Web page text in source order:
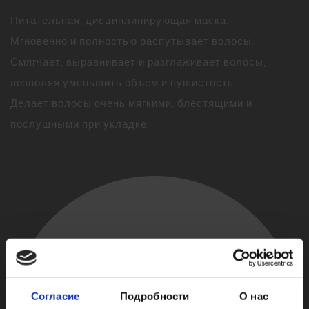
Согласие Подробности О нас
Питательная, дисциплинирующая маска.
Мгновенно и полностью распутывает волосы.
Смягчает, выравнивает и разглаживает волосы,
позволяя уменьшить объем и пушистость.
Делает волосы очень мягкими, блестящими и
послушными при укладке.